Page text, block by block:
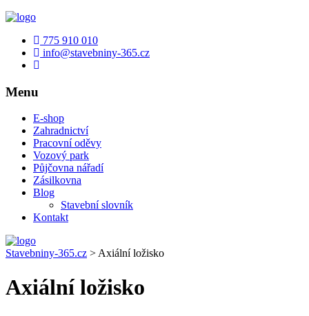
775 910 010
info@stavebniny-365.cz
Menu
E-shop
Zahradnictví
Pracovní oděvy
Vozový park
Půjčovna nářadí
Zásilkovna
Blog
Stavební slovník
Kontakt
Stavebniny-365.cz >Axiální ložisko
Axiální ložisko